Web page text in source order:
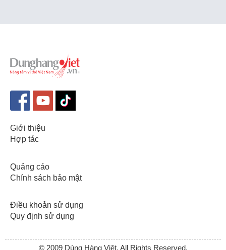
Giới thiệu
Hợp tác
Quảng cáo
Chính sách bảo mật
Điều khoản sử dụng
Quy định sử dụng
© 2009 Dùng Hàng Việt. All Rights Reserved.